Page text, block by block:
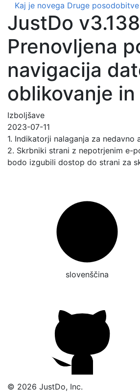
Kaj je novega Druge posodobitve
JustDo
Prenovljena
navigacija
oblikovanje
Izboljšave
2023-07-11
1. Indikatorji nalaganja za nedavno
2. Skrbniki strani z nepotrjenim e-
bodo izgubili dostop do strani za
slovenščina
© 2026 JustDo, Inc.